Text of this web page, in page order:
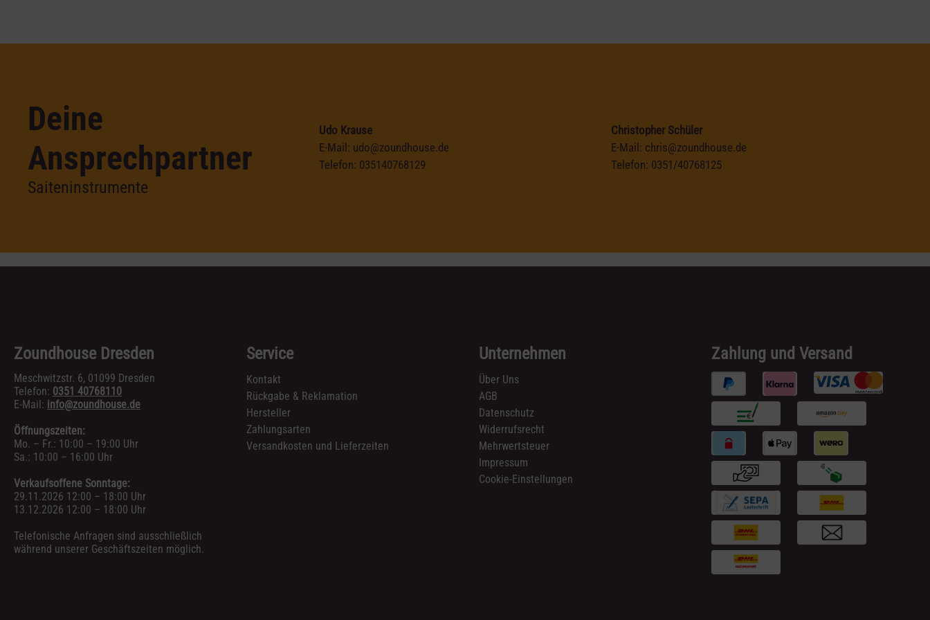
Deine
Ansprechpartner
Saiteninstrumente
Udo Krause
E-Mail: udo@zoundhouse.de
Telefon: 035140768129
Christopher Schüler
E-Mail: chris@zoundhouse.de
Telefon: 0351/40768125
Zoundhouse Dresden
Meschwitzstr. 6, 01099 Dresden
Telefon: 0351 40768110
E-Mail: info@zoundhouse.de
Öffnungszeiten:
Mo. – Fr.: 10:00 – 19:00 Uhr
Sa.: 10:00 – 16:00 Uhr
Verkaufsoffene Sonntage:
29.11.2026 12:00 – 18:00 Uhr
13.12.2026 12:00 – 18:00 Uhr
Telefonische Anfragen sind ausschließlich
während unserer Geschäftszeiten möglich.
Service
Kontakt
Rückgabe & Reklamation
Hersteller
Zahlungsarten
Versandkosten und Lieferzeiten
Unternehmen
Über Uns
AGB
Datenschutz
Widerrufsrecht
Mehrwertsteuer
Impressum
Cookie-Einstellungen
Zahlung und Versand